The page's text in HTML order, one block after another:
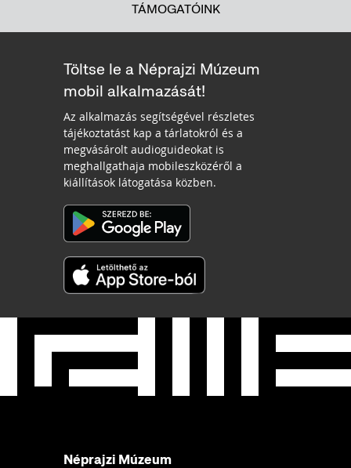
TÁMOGATÓINK
Töltse le a Néprajzi Múzeum
mobil alkalmazását!
Az alkalmazás segítségével részletes
tájékoztatást kap a tárlatokról és a
megvásárolt audioguideokat is
meghallgathaja mobileszközéről a
kiállítások látogatása közben.
Néprajzi Múzeum